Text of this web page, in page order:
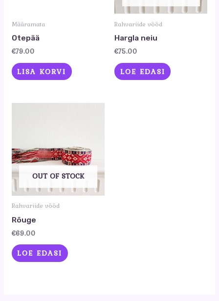
Määramata
Otepää
€79.00
LISA KORVI
Rahvariide vööd
Hargla neiu
€75.00
LOE EDASI
OUT OF STOCK
Rahvariide vööd
Rõuge
€69.00
LOE EDASI